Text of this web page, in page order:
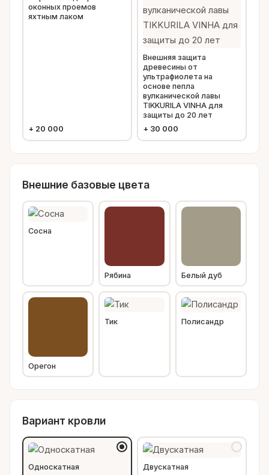
оконных проемов
яхтным лаком
+ 20 000
Внешняя защита
древесины от
ультрафиолета на
основе пепла
вулканической лавы
TIKKURILA VINHA для
защиты до 20 лет
+ 30 000
Внешние базовые цвета
Сосна
Рябина Белый дуб
Орегон
Тик Полисандр
Вариант кровли
Односкатная
Двускатная